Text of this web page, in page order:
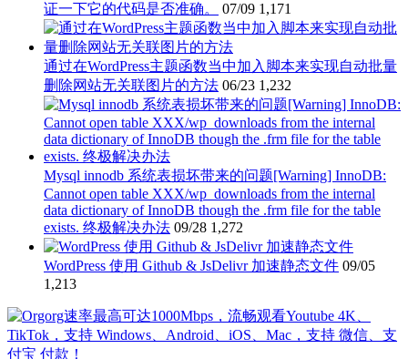
证一下它的代码是否准确。
07/09 1,171
通过在WordPress主题函数当中加入脚本来实现自动批量
删除网站无关联图片的方法 06/23 1,232
Mysql innodb 系统表损坏带来的问题[Warning] InnoDB:
Cannot open table XXX/wp_downloads from the internal
data dictionary of InnoDB though the .frm file for the table
exists. 终极解决办法 09/28 1,272
WordPress 使用 Github & JsDelivr 加速静态文件 09/05
1,213